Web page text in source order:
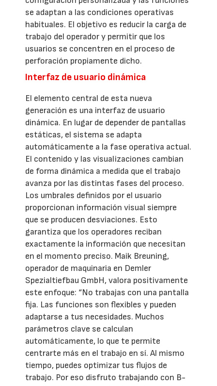
se adaptan a las condiciones operativas
habituales. El objetivo es reducir la carga de
trabajo del operador y permitir que los
usuarios se concentren en el proceso de
perforación propiamente dicho.
Interfaz de usuario dinámica
El elemento central de esta nueva
generación es una interfaz de usuario
dinámica. En lugar de depender de pantallas
estáticas, el sistema se adapta
automáticamente a la fase operativa actual.
El contenido y las visualizaciones cambian
de forma dinámica a medida que el trabajo
avanza por las distintas fases del proceso.
Los umbrales definidos por el usuario
proporcionan información visual siempre
que se producen desviaciones. Esto
garantiza que los operadores reciban
exactamente la información que necesitan
en el momento preciso. Maik Breuning,
operador de maquinaria en Demler
Spezialtiefbau GmbH, valora positivamente
este enfoque: “No trabajas con una pantalla
fija. Las funciones son flexibles y pueden
adaptarse a tus necesidades. Muchos
parámetros clave se calculan
automáticamente, lo que te permite
centrarte más en el trabajo en sí. Al mismo
tiempo, puedes optimizar tus flujos de
trabajo. Por eso disfruto trabajando con B-